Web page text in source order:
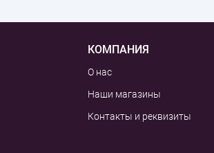
КОМПАНИЯ
О нас
Наши магазины
Контакты и реквизиты